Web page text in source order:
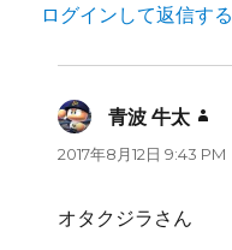
ログインして返信する
青波 牛太
り:
2017年8月12日 9:43 PM
オタクジラさん